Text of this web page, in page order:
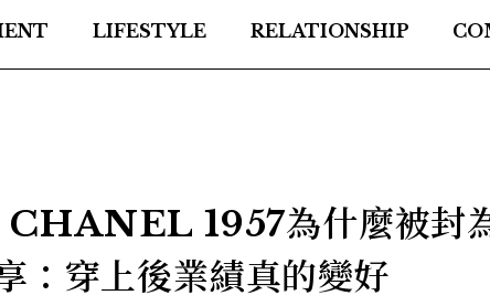
LIFESTYLE RELATIONSHIP
CHANEL 1957為什麼被封
：穿上後業績真的變好